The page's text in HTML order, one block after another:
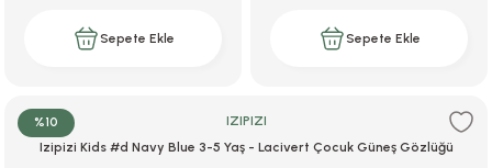
Sepete Ekle Sepete Ekle
%10
IZIPIZI
Izipizi Kids #d Navy Blue 3-5 Yaş - Lacivert Çocuk Güneş Gözlüğü